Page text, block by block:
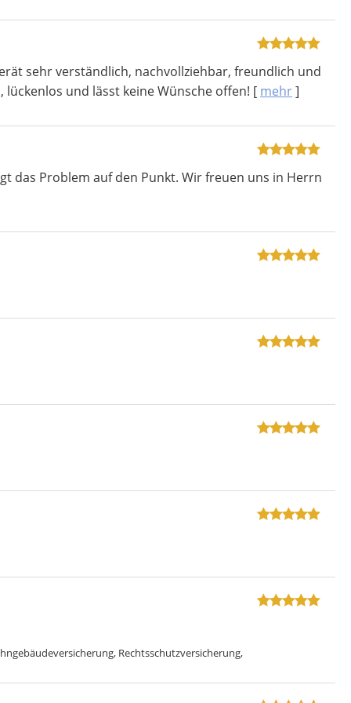
sehr verständlich, nachvollziehbar, freundlich und
und lässt keine Wünsche offen! [ mehr]
das Problem auf den Punkt. Wir freuen uns in Herrn
Rechtsschutzversicherung,